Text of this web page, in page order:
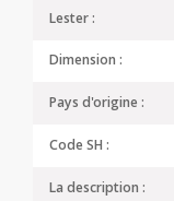
Lester :
Dimension :
Pays d'origine :
Code SH :
La description :